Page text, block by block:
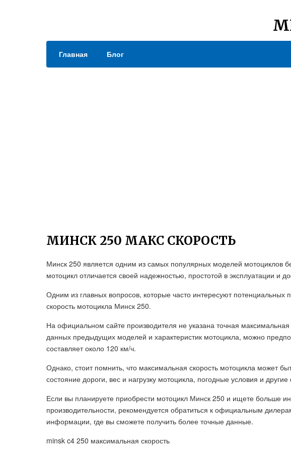
Главная Блог
МИНСК 250 МАКС СКОРОСТЬ
Минск 250 является одним из самых популярных моделей мотоциклов
мотоцикл отличается своей надежностью, простотой в эксплуатации и
Одним из главных вопросов, которые часто интересуют потенциальных
скорость мотоцикла Минск 250.
На официальном сайте производителя не указана точная
данных предыдущих моделей и характеристик мотоцикла, можно
составляет около 120 км/ч.
Однако, стоит помнить, что максимальная скорость мотоцикла может
состояние дороги, вес и нагрузку мотоцикла, погодные условия и
Если вы планируете приобрести мотоцикл Минск 250 и ищете больше
производительности, рекомендуется обратиться к официальным
информации, где вы сможете получить более точные данные.
minsk c4 250 максимальная скорость